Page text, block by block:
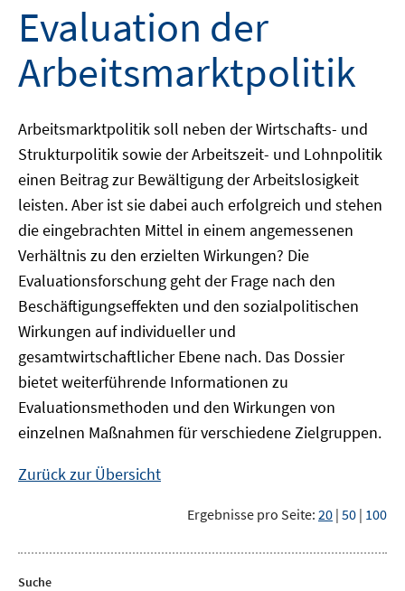
Evaluation der
Arbeitsmarktpolitik
Arbeitsmarktpolitik soll neben der Wirtschafts- und
Strukturpolitik sowie der Arbeitszeit- und Lohnpolitik
einen Beitrag zur Bewältigung der Arbeitslosigkeit
leisten. Aber ist sie dabei auch erfolgreich und stehen
die eingebrachten Mittel in einem angemessenen
Verhältnis zu den erzielten Wirkungen? Die
Evaluationsforschung geht der Frage nach den
Beschäftigungseffekten und den sozialpolitischen
Wirkungen auf individueller und
gesamtwirtschaftlicher Ebene nach. Das Dossier
bietet weiterführende Informationen zu
Evaluationsmethoden und den Wirkungen von
einzelnen Maßnahmen für verschiedene Zielgruppen.
Zurück zur Übersicht
Ergebnisse pro Seite: 20 | 50 | 100
Suche